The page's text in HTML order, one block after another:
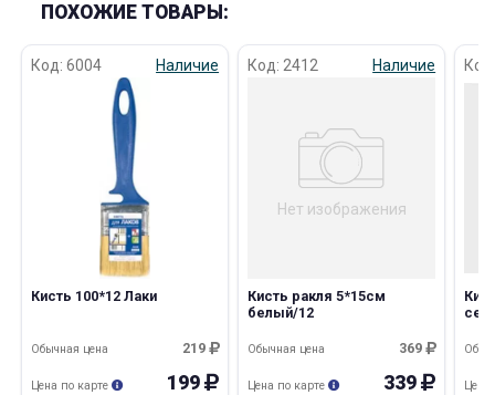
ПОХОЖИЕ ТОВАРЫ:
Код: 6004 Наличие
Кисть 100*12 Лаки
219
Обычная цена
199
Цена по карте
Код: 2412 Наличие
Нет изображения
Кисть ракля 5*15см
белый/12
369
Обычная цена
339
Цена по карте Цена